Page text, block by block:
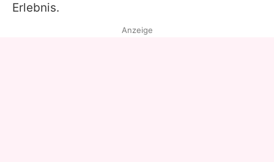
Erlebnis.
Anzeige